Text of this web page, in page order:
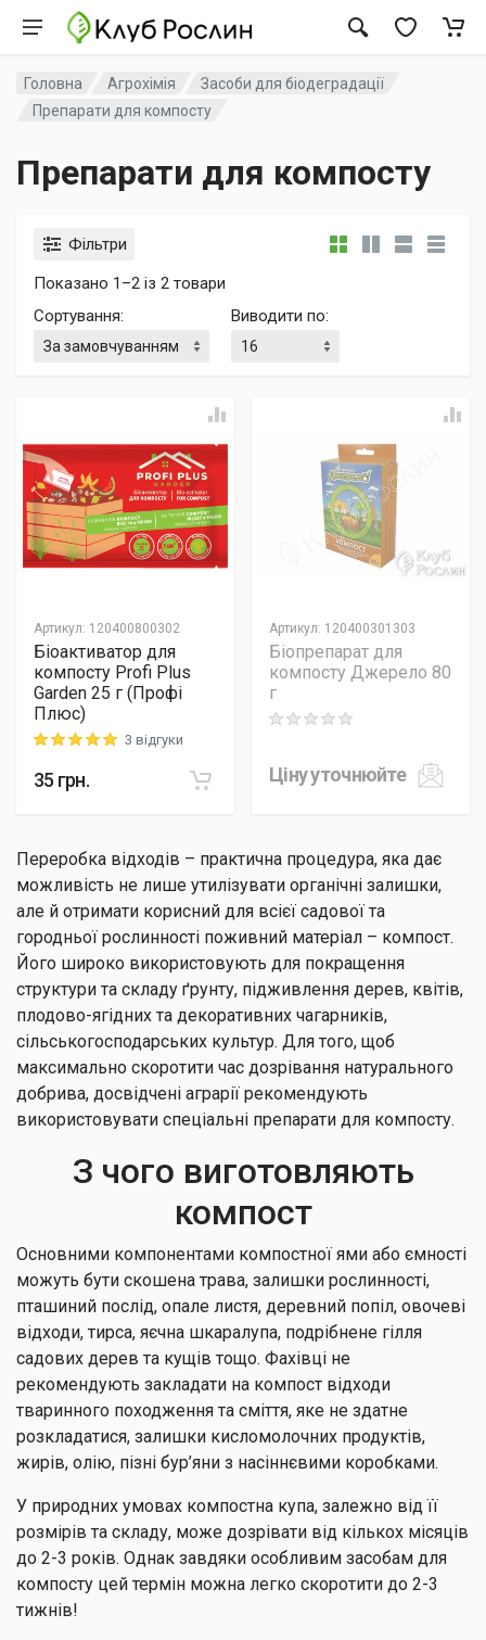
Головна Агрохімія
Засоби для біодеградації
Препарати для компосту
Препарати для компосту
Фільтри
Показано 1–2 із 2 товари
Сортування: Виводити по:
Артикул: 120400800302
Біоактиватор для
компосту Profi Plus
Garden 25 г (Профі
Плюс)
Rating: 5 out of 53 відгуки
35 грн.
Артикул: 120400301303
Біопрепарат для
компосту Джерело 80
г
Rating: 0 out of 5
Ціну уточнюйте
Переробка відходів – практична процедура, яка дає
можливість не лише утилізувати органічні залишки,
але й отримати корисний для всієї садової та
городньої рослинності поживний матеріал – компост.
Його широко використовують для покращення
структури та складу ґрунту, підживлення дерев, квітів,
плодово-ягідних та декоративних чагарників,
сільськогосподарських культур. Для того, щоб
максимально скоротити час дозрівання натурального
добрива, досвідчені аграрії рекомендують
використовувати спеціальні препарати для компосту.
З чого виготовляють
компост
Основними компонентами компостної ями або ємності
можуть бути скошена трава, залишки рослинності,
пташиний послід, опале листя, деревний попіл, овочеві
відходи, тирса, яєчна шкаралупа, подрібнене гілля
садових дерев та кущів тощо. Фахівці не
рекомендують закладати на компост відходи
тваринного походження та сміття, яке не здатне
розкладатися, залишки кисломолочних продуктів,
жирів, олію, пізні бур’яни з насіннєвими коробками.
У природних умовах компостна купа, залежно від її
розмірів та складу, може дозрівати від кількох місяців
до 2-3 років. Однак завдяки особливим засобам для
компосту цей термін можна легко скоротити до 2-3
тижнів!